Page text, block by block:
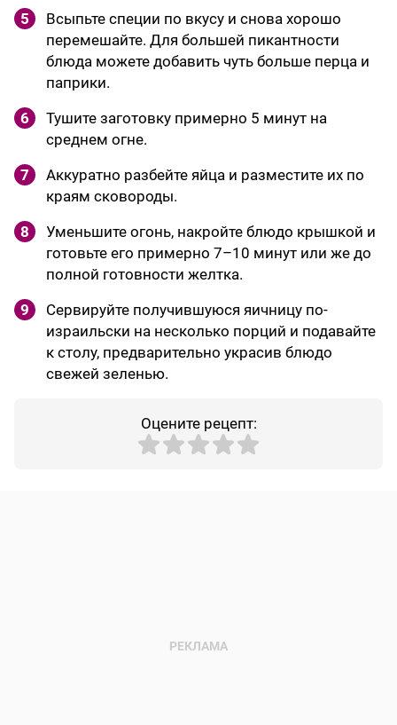
5
Всыпьте специи по вкусу и снова хорошо
перемешайте. Для большей пикантности
блюда можете добавить чуть больше перца и
паприки.
6
Тушите заготовку примерно 5 минут на
среднем огне.
7
Аккуратно разбейте яйца и разместите их по
краям сковороды.
8
Уменьшите огонь, накройте блюдо крышкой и
готовьте его примерно 7–10 минут или же до
полной готовности желтка.
9
Сервируйте получившуюся яичницу по-
израильски на несколько порций и подавайте
к столу, предварительно украсив блюдо
свежей зеленью.
Оцените рецепт: